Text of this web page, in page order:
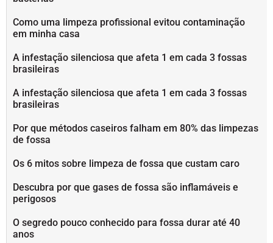
Como uma limpeza profissional evitou contaminação
em minha casa
A infestação silenciosa que afeta 1 em cada 3 fossas
brasileiras
A infestação silenciosa que afeta 1 em cada 3 fossas
brasileiras
Por que métodos caseiros falham em 80% das limpezas
de fossa
Os 6 mitos sobre limpeza de fossa que custam caro
Descubra por que gases de fossa são inflamáveis e
perigosos
O segredo pouco conhecido para fossa durar até 40
anos